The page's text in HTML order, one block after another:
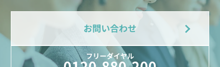
お問い合わせ
フリーダイヤル